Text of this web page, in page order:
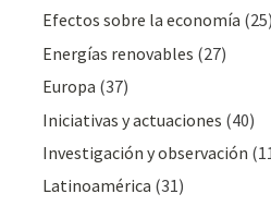
Efectos sobre la economía (25)
Energías renovables (27)
Europa (37)
Iniciativas y actuaciones (40)
Investigación y observación
Latinoamérica (31)